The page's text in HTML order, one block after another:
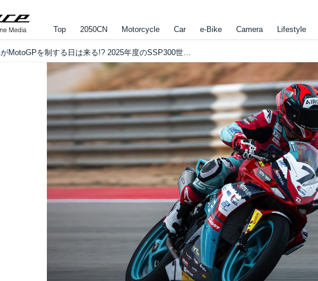
Top 2050CN Motorcycle Car e-Bike Camera Lifestyle
中国車がMotoGPを制する日は来る!? 2025年度のSSP300世界選手権で、KOVEが中国勢初のタイトルを獲得しました